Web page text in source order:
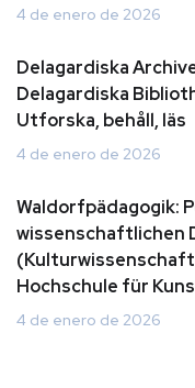
4 de enero de 2026
Delagardiska
Delagardiska
Utforska, behåll, läs
4 de enero de 2026
Waldorfpädagogik:
wissenschaftlichen
Hochschule für
4 de enero de 2026